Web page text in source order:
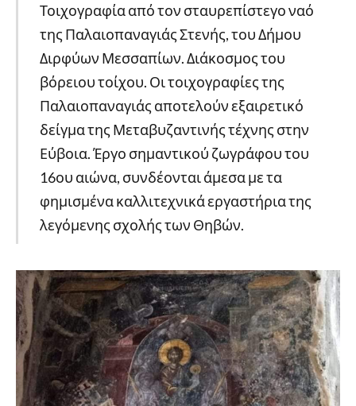
Τοιχογραφία από τον σταυρεπίστεγο ναό
της Παλαιοπαναγιάς Στενής, του Δήμου
Διρφύων Μεσσαπίων. Διάκοσμος του
βόρειου τοίχου. Οι τοιχογραφίες της
Παλαιοπαναγιάς αποτελούν εξαιρετικό
δείγμα της Μεταβυζαντινής τέχνης στην
Εύβοια. Έργο σημαντικού ζωγράφου του
16ου αιώνα, συνδέονται άμεσα με τα
φημισμένα καλλιτεχνικά εργαστήρια της
λεγόμενης σχολής των Θηβών.